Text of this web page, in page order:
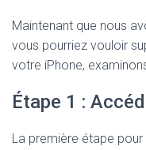
Maintenant que nous
vous pourriez vouloir
votre iPhone,
Étape 1 :
La première étape